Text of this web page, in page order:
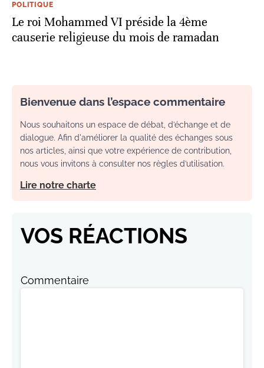
POLITIQUE
Le roi Mohammed VI préside la 4ème
causerie religieuse du mois de ramadan
Bienvenue dans l’espace commentaire
Nous souhaitons un espace de débat, d’échange et de
dialogue. Afin d'améliorer la qualité des échanges sous
nos articles, ainsi que votre expérience de contribution,
nous vous invitons à consulter nos règles d’utilisation.
Lire notre charte
VOS RÉACTIONS
Commentaire